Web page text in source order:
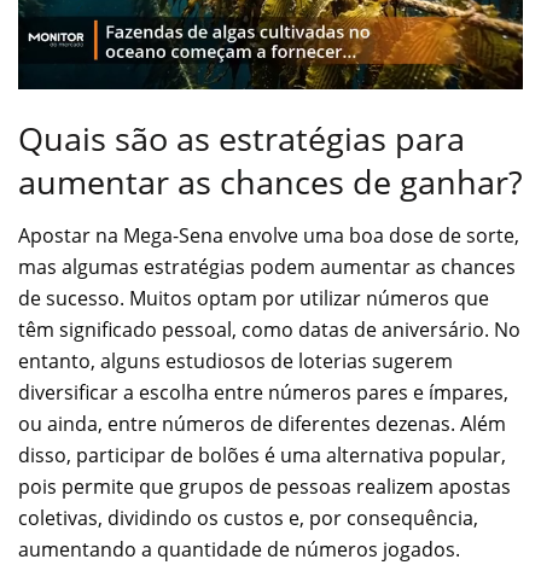
Quais são as estratégias para
aumentar as chances de ganhar?
Apostar na Mega-Sena envolve uma boa dose de sorte,
mas algumas estratégias podem aumentar as chances
de sucesso. Muitos optam por utilizar números que
têm significado pessoal, como datas de aniversário. No
entanto, alguns estudiosos de loterias sugerem
diversificar a escolha entre números pares e ímpares,
ou ainda, entre números de diferentes dezenas. Além
disso, participar de bolões é uma alternativa popular,
pois permite que grupos de pessoas realizem apostas
coletivas, dividindo os custos e, por consequência,
aumentando a quantidade de números jogados.